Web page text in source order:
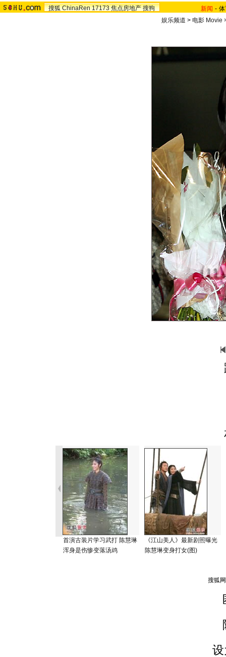
搜狐 ChinaRen 17173 焦点房地产 搜狗 新闻 -
娱乐频道 >电影 Movie
首演古装片学习武打 陈慧琳
浑身是伤惨变落汤鸡
《江山美人》最新剧照曝光
陈慧琳变身打女(图)